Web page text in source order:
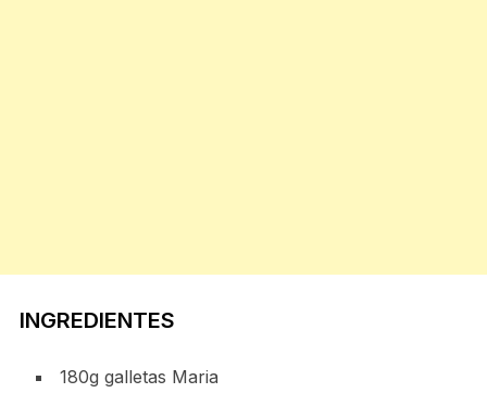
INGREDIENTES
180g galletas Maria